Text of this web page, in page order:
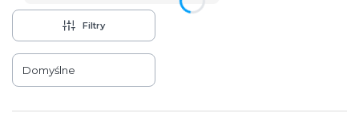
Filtry
Lista produktów
Domyślne